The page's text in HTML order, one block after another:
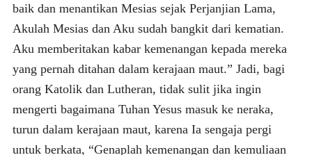
baik dan menantikan Mesias sejak Perjanjian Lama,
Akulah Mesias dan Aku sudah bangkit dari kematian.
Aku memberitakan kabar kemenangan kepada mereka
yang pernah ditahan dalam kerajaan maut.” Jadi, bagi
orang Katolik dan Lutheran, tidak sulit jika ingin
mengerti bagaimana Tuhan Yesus masuk ke neraka,
turun dalam kerajaan maut, karena Ia sengaja pergi
untuk berkata, “Genaplah kemenangan dan kemuliaan